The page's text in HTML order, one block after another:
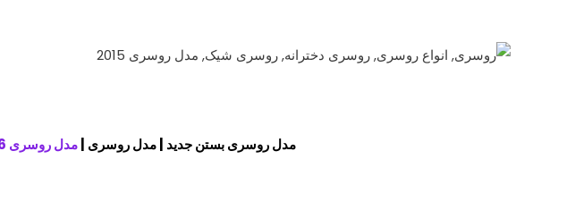
مدل روسری بستن جدید | مدل روسری |مدل روسری 2016